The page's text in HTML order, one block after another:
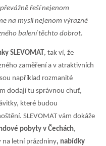
řeší nejenom
na mysli nejenom výrazné
balení těchto dobrot.
SLEVOMAT , tak ví, že
zaměření a v atraktivních
například rozmanité
dodají tu správnou chuť,
které budou
SLEVOMAT vám dokáže
pobyty v Čechách,
na letní prázdniny, nabídky